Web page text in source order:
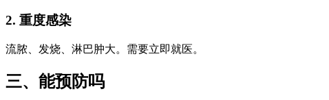
2. 重度感染
流脓、发烧、淋巴肿大。需要立即就医。
三、能预防吗